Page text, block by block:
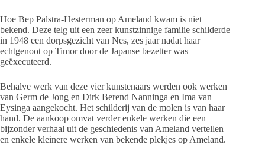
Hoe Bep Palstra-Hesterman op Ameland kwam is niet
bekend. Deze telg uit een zeer kunstzinnige familie schilderde
in 1948 een dorpsgezicht van Nes, zes jaar nadat haar
echtgenoot op Timor door de Japanse bezetter was
geëxecuteerd.
Behalve werk van deze vier kunstenaars werden ook werken
van Germ de Jong en Dirk Berend Nanninga en Ima van
Eysinga aangekocht. Het schilderij van de molen is van haar
hand. De aankoop omvat verder enkele werken die een
bijzonder verhaal uit de geschiedenis van Ameland vertellen
en enkele kleinere werken van bekende plekjes op Ameland.